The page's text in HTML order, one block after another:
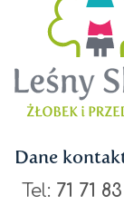
Dane
Tel: 71 71